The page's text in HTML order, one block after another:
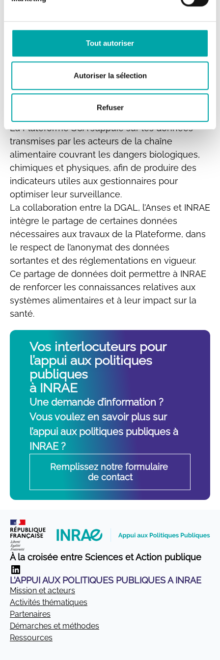
Tout autoriser
Autoriser la sélection
Refuser
INRAE a également vocation à promouvoir
Plateforme SCA et à faciliter l’articulation de
celle-ci avec d’autres initiatives qui pourraient
émerger au niveau national et international
Une mise à disposition
mutuelle des données
La Plateforme SCA s’appuie sur les données
transmises par les acteurs de la chaîne
alimentaire couvrant les dangers biologiques,
chimiques et physiques, afin de produire des
indicateurs utiles aux gestionnaires pour
optimiser leur surveillance.
La collaboration entre la DGAL, l’Anses et INRAE
intègre le partage de certaines données
nécessaires aux travaux de la Plateforme, dans
le respect de l’anonymat des données
sortantes et des réglementations en vigueur.
Ce partage de données doit permettre à INRAE
de renforcer les connaissances relatives aux
systèmes alimentaires et à leur impact sur la
santé.
Vos interlocuteurs pour
l’appui aux politiques
publiques
à INRAE
Une demande d’information ?
Vous voulez en savoir plus sur
l’appui aux politiques publiques à
INRAE ?
Remplissez notre formulaire
de contact
À la croisée entre Sciences et Action publique
LinkedIn
L’APPUI AUX POLITIQUES PUBLIQUES A INRAE
Mission et acteurs
Activités thématiques
Partenaires
Démarches et méthodes
Ressources